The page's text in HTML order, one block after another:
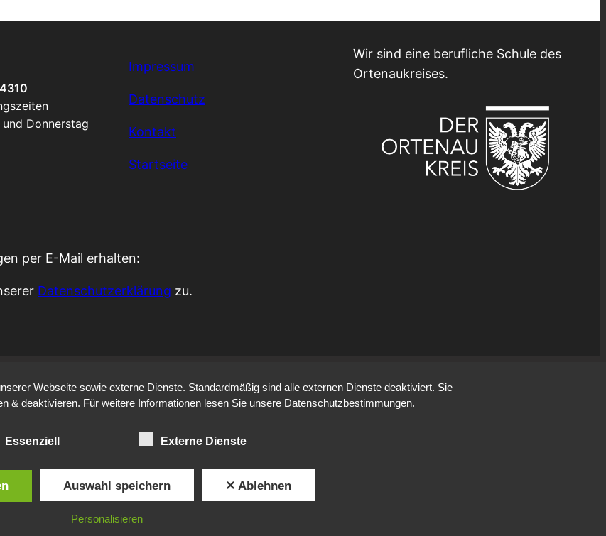
Donnerstag
Impressum
Datenschutz
Kontakt
Startseite
Wir sind eine berufliche Schule des
Ortenaukreises.
per E-Mail erhalten:
Datenschutzerklärung zu.
Webseite sowie externe Dienste. Standardmäßig sind alle externen Dienste deaktiviert. Sie
& deaktivieren. Für weitere Informationen lesen Sie unsere Datenschutzbestimmungen.
Essenziell Externe Dienste
Auswahl speichern ✕ Ablehnen
Personalisieren